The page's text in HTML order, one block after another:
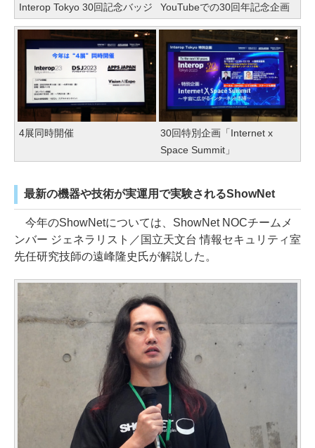
Interop Tokyo 30回記念バッジ YouTubeでの30回年記念企画
4展同時開催
30回特別企画「Internet x
Space Summit」
最新の機器や技術が実運用で実験されるShowNet
今年のShowNetについては、ShowNet NOCチームメ
ンバー ジェネラリスト／国立天文台 情報セキュリティ室
先任研究技師の遠峰隆史氏が解説した。